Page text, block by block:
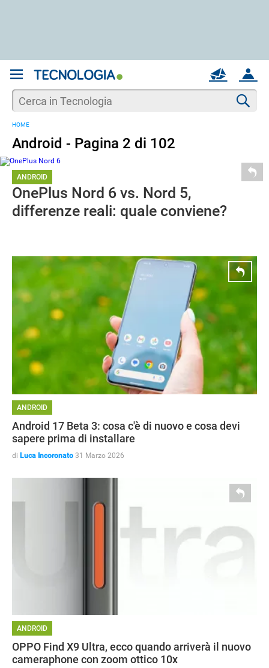
ACCOUNT
MAIL
HOME
Android - Pagina 2 di 102
ANDROID
OnePlus Nord 6 vs. Nord 5,
differenze reali: quale conviene?
ANDROID
Android 17 Beta 3: cosa c'è di nuovo e cosa devi
sapere prima di installare
di Luca Incoronato 31 Marzo 2026
ANDROID
OPPO Find X9 Ultra, ecco quando arriverà il nuovo
cameraphone con zoom ottico 10x